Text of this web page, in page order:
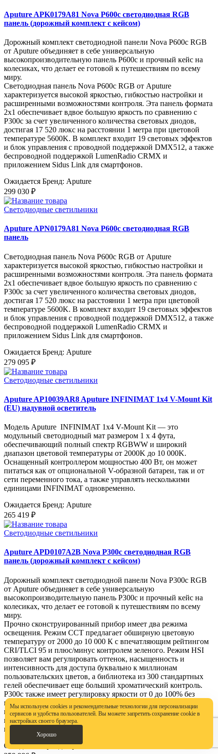
Aputure APK0179A81 Nova P600c светодиодная RGB
панель (дорожный комплект с кейсом)
Дорожный комплект светодиодной панели Nova P600c RGB
от Aputure объединяет в себе универсальную
высокопроизводительную панель P600c и прочный кейс на
колесиках, что делает ее готовой к путешествиям по всему
миру.
Светодиодная панель Nova P600c RGB от Aputure
характеризуется высокой яркостью, гибкостью настройки и
расширенными возможностями контроля. Эта панель формата
2x1 обеспечивает вдвое большую яркость по сравнению с
P300c за счет увеличенного количества световых диодов,
достигая 17 520 люкс на расстоянии 1 метра при цветовой
температуре 5600K. В комплект входит 19 световых эффектов
и блок управления с проводной поддержкой DMX512, а также
беспроводной поддержкой LumenRadio CRMX и
приложением Sidus Link для смартфонов.
Ожидается Бренд: Aputure
299 030 ₽
Светодиодные светильники
Aputure APN0179A81 Nova P600c светодиодная RGB
панель
Светодиодная панель Nova P600c RGB от Aputure
характеризуется высокой яркостью, гибкостью настройки и
расширенными возможностями контроля. Эта панель формата
2x1 обеспечивает вдвое большую яркость по сравнению с
P300c за счет увеличенного количества световых диодов,
достигая 17 520 люкс на расстоянии 1 метра при цветовой
температуре 5600K. В комплект входит 19 световых эффектов
и блок управления с проводной поддержкой DMX512, а также
беспроводной поддержкой LumenRadio CRMX и
приложением Sidus Link для смартфонов.
Ожидается Бренд: Aputure
279 095 ₽
Светодиодные светильники
Aputure AP10039AR8 Aputure INFINIMAT 1x4 V-Mount Kit
(EU) надувной осветитель
Модель Aputure INFINIMAT 1x4 V-Mount Kit — это
модульный светодиодный мат размером 1 x 4 фута,
обеспечивающий полный спектр RGBWW и широкий
диапазон цветовой температуры от 2000K до 10 000K.
Оснащенный контроллером мощностью 400 Вт, он может
питаться как от опциональной V-образной батареи, так и от
сети переменного тока, а также управлять несколькими
единицами INFINIMAT одновременно.
Ожидается Бренд: Aputure
265 419 ₽
Светодиодные светильники
Aputure APD0107A2B Nova P300c светодиодная RGB
панель (дорожный комплект с кейсом)
Дорожный комплект светодиодной панели Nova P300c RGB
от Aputure объединяет в себе универсальную
высокопроизводительную панель P300c и прочный кейс на
колесиках, что делает ее готовой к путешествиям по всему
миру.
Прочно сконструированный прибор имеет два режима
освещения. Режим CCT предлагает обширную цветовую
температуру от 2000 до 10 000 К с впечатляющим рейтингом
CRI/TLCI 95 и плюс/минус контролем зеленого. Режим HSI
позволяет вам регулировать оттенок, насыщенность и
интенсивность для доступа буквально к миллионам
пользовательских цветов, а библиотека из 300 стандартных
гелей обеспечивает еще больший хроматический контроль.
P300c также имеет регулировку яркости от 0 до 100% без
мерцания или цветового сдвига. Помимо программируемых
пользователем предустановок, P300c имеет 15 спецэффектов,
включая полицейскую машину, молнию, папарацци, свечу и
многое другое.
Ожидается Бренд: Aputure
Мы используем cookies и рекомендательные технологии для персонализации
сервисов и удобства пользователей. Вы можете запретить сохранение cookie в
настройках своего браузера.
Хорошо